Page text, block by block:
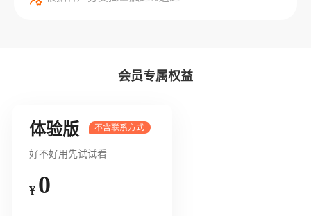
会员专属权益
体验版
好不好用先试试看
¥ 0